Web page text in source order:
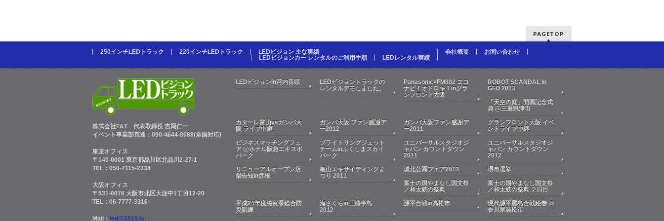
PAGETOP
250インチLEDトラック 220インチLEDトラック
LEDビジョン 主な実績
LEDビジョンカー レンタルのご利用手順
LEDレンタル実績
会社概要 お問い合わせ
株式会社T&T代表取締役 吉岡仁一
イベント事業部直通：090-4644-8688(全国対応)
東京オフィス
〒140-0001 東京都品川区北品川2-27-1
TEL：050-7115-2334
大阪オフィス
〒531-0076 大阪市北区大淀中1丁目12-20
TEL：06-7777-3316
Mail： led@1515.tv
LEDビジョンin河内音頭
LEDビジョントラックの
レンタルデモしました。
Panasonic×FM802 エコ
ナビ！オドロキ！inグラ
ンフロント大阪
ROBOT SCANDAL in
GFO 2013
「天空の庭」開園記念式
典 @三重県津市
カターレ富山vsガンバ大
阪 ライブ中継
ガンバ大阪 ファン感謝デ
ー2012
ガンバ大阪ファン感謝デ
ー2011
グランフロント大阪 イベ
ントライブ中継
ビジネスマッチングフェ
ア @ホテル阪急エキスポ
パーク
ブライトリングジェット
チームinふくしまスカイ
パーク
ユニバーサルスタジオジ
ャパン カウントダウン
2011
ユニバーサルスタジオジ
ャパン カウントダウン
2012
リニューアルオープン店
舗告知in彦根
亀山エキサイティングま
つり 2011
城北公園フェア2013
堺市選挙
富士の国やまなし国文祭
／和太鼓の祭典
富士の国やまなし国文祭
／和太鼓の祭典 ２日目
平成24年度滋賀県総合防
災訓練
海さくらin三浦半島
2012
源平合戦in高松市
現代源平屋島合戦絵巻 @
香川県高松市